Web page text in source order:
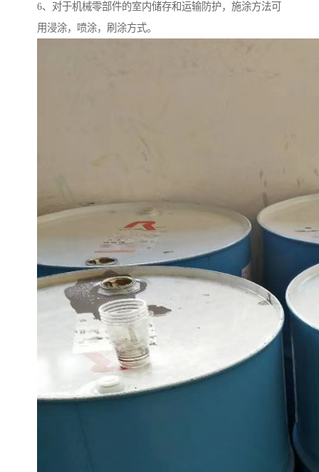
6、对于机械零部件的室内储存和运输防护，施涂方法可
用浸涂，喷涂，刷涂方式。